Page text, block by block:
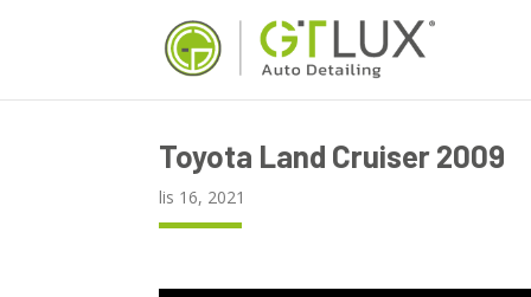
Toyota Land Cruiser 2009
lis 16, 2021